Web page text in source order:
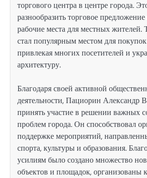
торгового центра в центре города.
разнообразить торговое
рабочие места для местных жителей.
стал популярным местом для
привлекая многих посетителей и
архитектуру.
Благодаря своей активной
деятельности, Пациорин Александр
принять участие в решении важных
проблем города. Он способствовал
поддержке мероприятий,
спорта, культуры и образования.
усилиям было создано множество
объектов и площадок, организованы